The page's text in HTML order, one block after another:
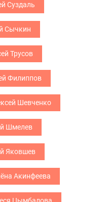
Суздаль
Сычкин
Трусов
Филиппов
Шевченко
Шмелев
Яковшев
Акинфеева